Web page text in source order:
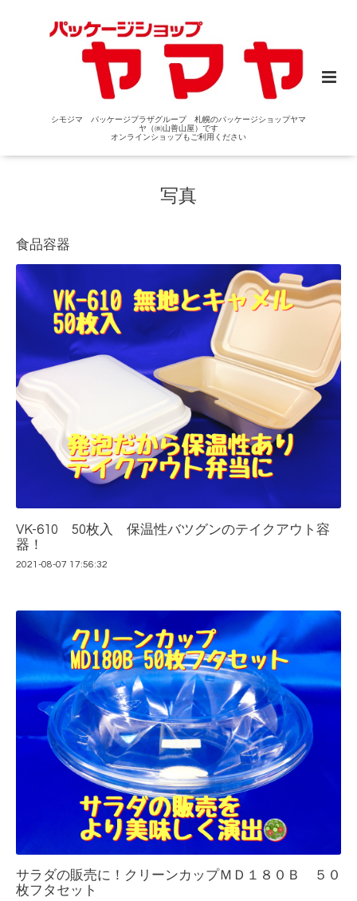
シモジマ パッケージプラザグループ 札幌のパッケージショップヤマ
ヤ（㈱山善山屋）です
オンラインショップもご利用ください
写真
食品容器
VK-610 50枚入 保温性バツグンのテイクアウト容
器！
2021-08-07 17:56:32
サラダの販売に！クリーンカップＭＤ１８０Ｂ ５０
枚フタセット